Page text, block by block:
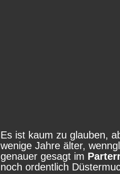
Es ist kaum zu glauben,
wenige Jahre älter,
genauer gesagt im
noch ordentlich